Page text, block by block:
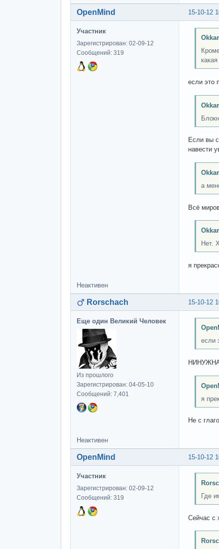
15-10-12
OpenMind
Участник
Зарегистрирован: 02-09-12
Сообщений: 319
если это
Если вы
навести
а
Всё
Нет.
я
Неактивен
15-10-12
Rorschach
Еще один Великий Человек
Из прошлого
Зарегистрирован: 04-05-10
Сообщений: 7,401
если
я
Не с
Неактивен
15-10-12
OpenMind
Участник
Зарегистрирован: 02-09-12
Сообщений: 319
Где
Сейчас с